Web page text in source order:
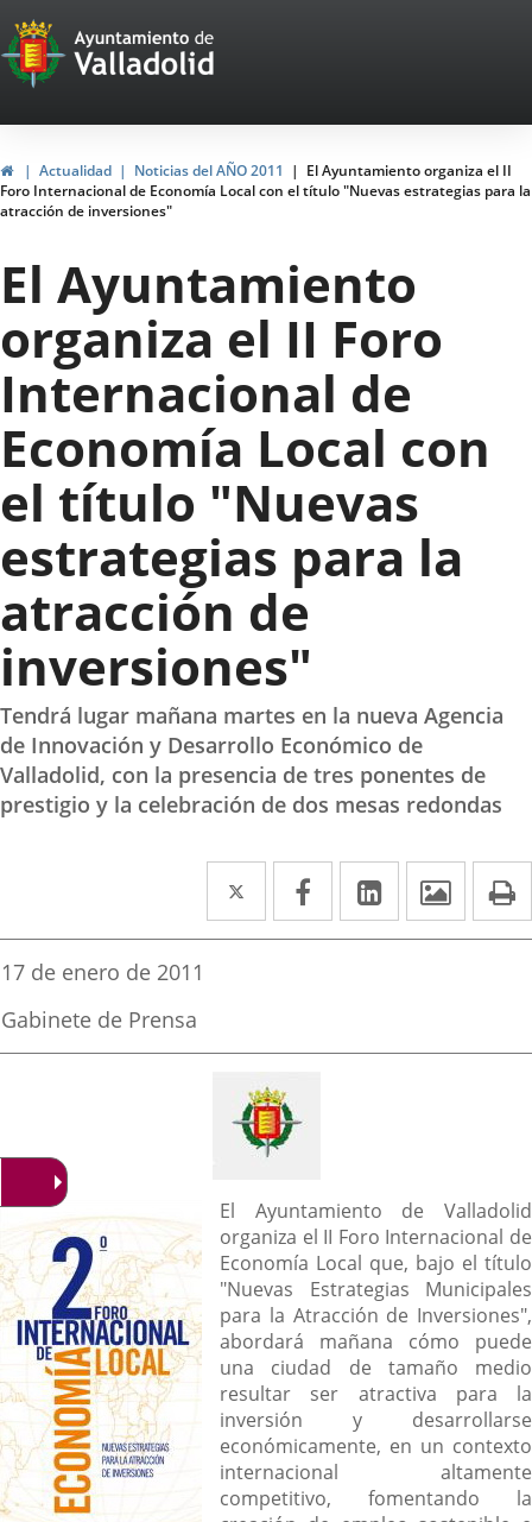
Portal
Web
del
Ayuntamiento
de
Valladolid
HomeActualidad Noticias del AÑO 2011
El Ayuntamiento organiza el II
Foro Internacional de Economía Local con el título "Nuevas estrategias para la
atracción de inversiones"
El Ayuntamiento
organiza el II Foro
Internacional de
Economía Local con
el título "Nuevas
estrategias para la
atracción de
inversiones"
Tendrá lugar mañana martes en la nueva Agencia
de Innovación y Desarrollo Económico de
Valladolid, con la presencia de tres ponentes de
prestigio y la celebración de dos mesas redondas
Twitter
Enlace
a
externa.
Facebook
Enlace
a
externa.
Linkedin
Enlace
a
externa.
Fecha
la
noticia
17 de enero de 2011
Fuente
la
Gabinete de Prensa
Descripción
El Ayuntamiento de Valladolid
organiza el II Foro Internacional de
Economía Local que, bajo el título
"Nuevas Estrategias Municipales
para la Atracción de Inversiones",
abordará mañana cómo puede
una ciudad de tamaño medio
resultar ser atractiva para la
inversión y desarrollarse
económicamente, en un contexto
internacional altamente
competitivo, fomentando la